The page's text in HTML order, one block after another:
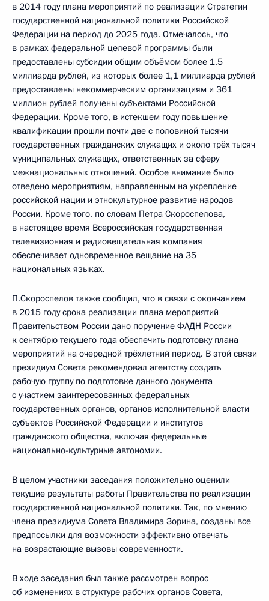
в 2014 году плана мероприятий по реализации Стратегии
государственной национальной политики Российской
Федерации на период до 2025 года. Отмечалось, что
в рамках федеральной целевой программы были
предоставлены субсидии общим объёмом более 1,5
миллиарда рублей, из которых более 1,1 миллиарда рублей
предоставлены некоммерческим организациям и 361
миллион рублей получены субъектами Российской
Федерации. Кроме того, в истекшем году повышение
квалификации прошли почти две с половиной тысячи
государственных гражданских служащих и около трёх тысяч
муниципальных служащих, ответственных за сферу
межнациональных отношений. Особое внимание было
отведено мероприятиям, направленным на укрепление
российской нации и этнокультурное развитие народов
России. Кроме того, по словам Петра Скороспелова,
в настоящее время Всероссийская государственная
телевизионная и радиовещательная компания
обеспечивает одновременное вещание на 35
национальных языках.
П.Скороспелов также сообщил, что в связи с окончанием
в 2015 году срока реализации плана мероприятий
Правительством России дано поручение ФАДН России
к сентябрю текущего года обеспечить подготовку плана
мероприятий на очередной трёхлетний период. В этой связи
президиум Совета рекомендовал агентству создать
рабочую группу по подготовке данного документа
с участием заинтересованных федеральных
государственных органов, органов исполнительной власти
субъектов Российской Федерации и институтов
гражданского общества, включая федеральные
национально-культурные автономии.
В целом участники заседания положительно оценили
текущие результаты работы Правительства по реализации
государственной национальной политики. Так, по мнению
члена президиума Совета Владимира Зорина, созданы все
предпосылки для возможности эффективно отвечать
на возрастающие вызовы современности.
В ходе заседания был также рассмотрен вопрос
об изменениях в структуре рабочих органов Совета,